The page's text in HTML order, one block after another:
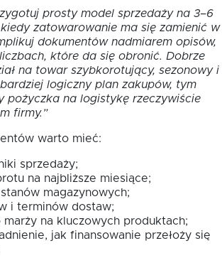
prosty model sprzedaży na 3–6
zatowarowanie ma się zamienić w
dokumentów nadmiarem opisów,
które da się obronić. Dobrze
na towar szybkorotujący, sezonowy i
bardziej logiczny plan zakupów, tym
pożyczka na logistykę rzeczywiście
firmy.”
warto mieć:
sprzedaży;
na najbliższe miesiące;
magazynowych;
i terminów dostaw;
marży na kluczowych produktach;
jak finansowanie przełoży się